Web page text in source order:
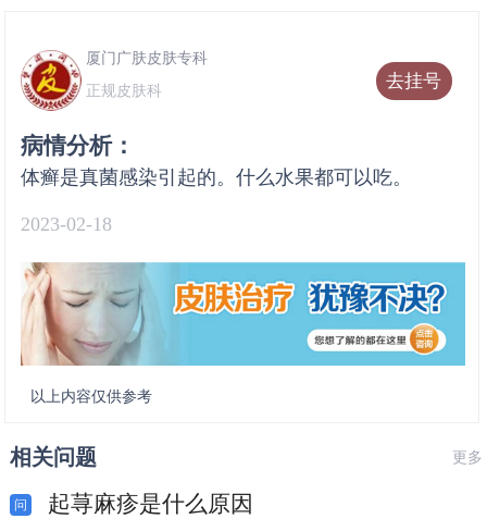
去挂号
厦门广肤皮肤专科
正规皮肤科
病情分析：
体癣是真菌感染引起的。什么水果都可以吃。
2023-02-18
以上内容仅供参考
相关问题 更多
起荨麻疹是什么原因